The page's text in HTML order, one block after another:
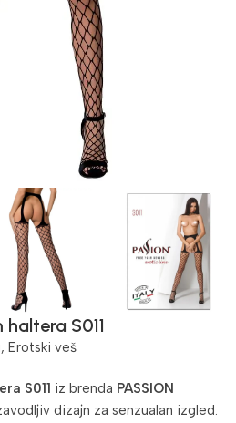
S011
, Erotski veš
S011 iz brenda PASSION
dizajn za senzualan izgled.